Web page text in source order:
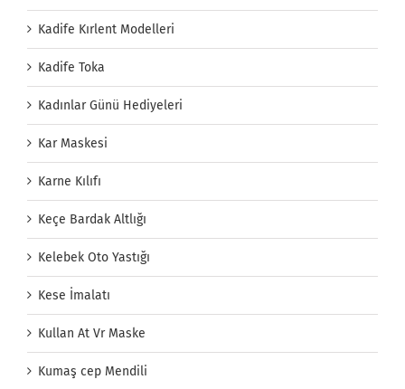
Kadife Kırlent Modelleri
Kadife Toka
Kadınlar Günü Hediyeleri
Kar Maskesi
Karne Kılıfı
Keçe Bardak Altlığı
Kelebek Oto Yastığı
Kese İmalatı
Kullan At Vr Maske
Kumaş cep Mendili